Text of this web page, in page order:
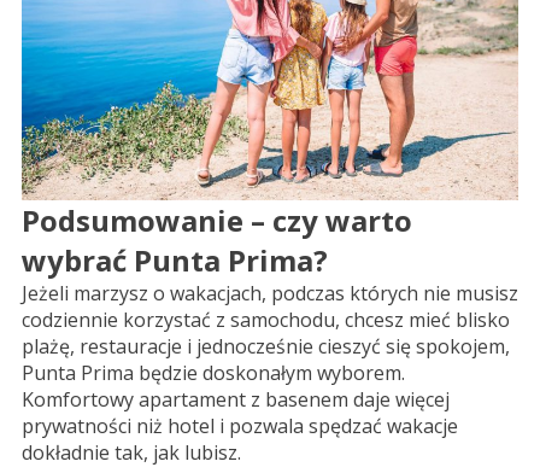
Podsumowanie – czy warto
wybrać Punta Prima?
Jeżeli marzysz o wakacjach, podczas których nie musisz
codziennie korzystać z samochodu, chcesz mieć blisko
plażę, restauracje i jednocześnie cieszyć się spokojem,
Punta Prima będzie doskonałym wyborem.
Komfortowy apartament z basenem daje więcej
prywatności niż hotel i pozwala spędzać wakacje
dokładnie tak, jak lubisz.